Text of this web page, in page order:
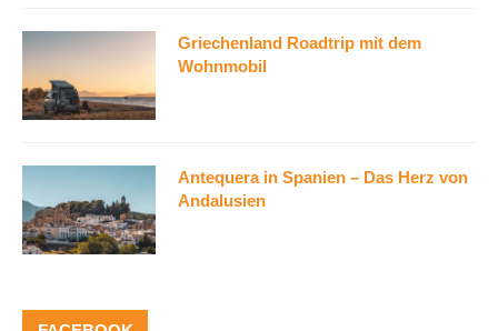
Griechenland Roadtrip mit dem
Wohnmobil
Antequera in Spanien – Das Herz von
Andalusien